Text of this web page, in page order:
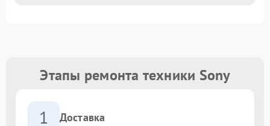
Этапы ремонта техники Sony
1 Доставка